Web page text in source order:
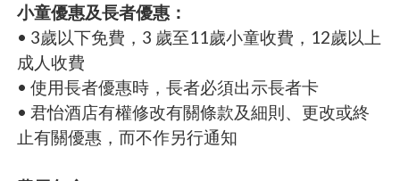
小童優惠及長者優惠：
• 3歲以下免費，3 歲至11歲小童收費，12歲以上
成人收費
• 使用長者優惠時，長者必須出示長者卡
• 君怡酒店有權修改有關條款及細則、更改或終
止有關優惠，而不作另行通知